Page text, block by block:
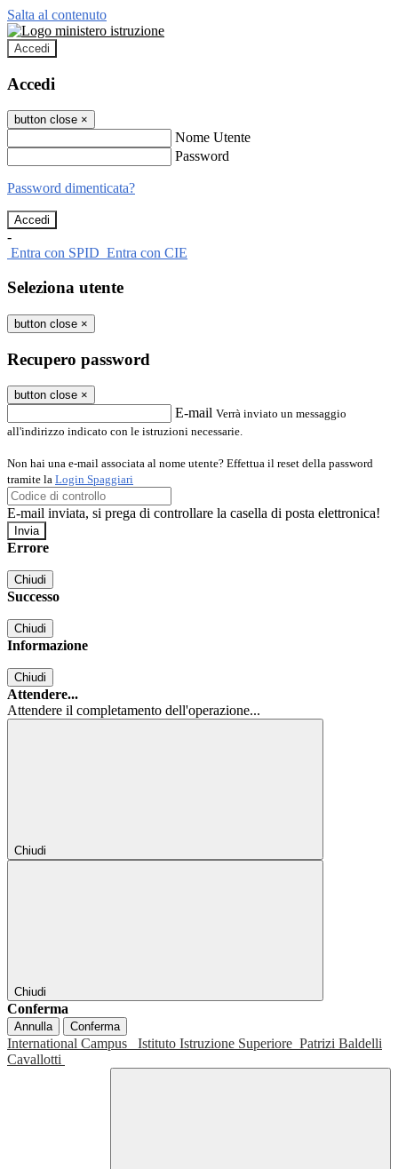
Salta al contenuto
Accedi
Accedi
button close ×
Nome Utente
Password
Password dimenticata?
-
Entra con SPID Entra con CIE
Seleziona utente
button close ×
Recupero password
button close ×
E-mail Verrà inviato un messaggio
all'indirizzo indicato con le istruzioni necessarie.
Non hai una e-mail associata al nome utente? Effettua il reset della password
tramite la Login Spaggiari
E-mail inviata, si prega di controllare la casella di posta elettronica!
Errore
Chiudi
Successo
Chiudi
Informazione
Chiudi
Attendere...
Attendere il completamento dell'operazione...
Chiudi
Chiudi
Conferma
Annulla Conferma
International Campus Istituto Istruzione Superiore Patrizi Baldelli
Cavallotti